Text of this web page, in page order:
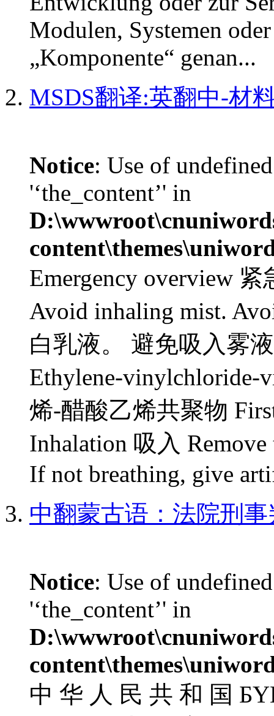
Modulen, Systemen
„Komponente“ genan...
MSDS翻译:英翻中-材
Notice: Use of
'‘the_content’' in
Emergency overview
Avoid inhaling mist.
白乳液。 避免吸入雾
Ethylene-vinylchloride-
烯-醋酸乙烯共聚物
Inhalation 吸入
If not breathing, give
中翻蒙古语：法院刑
Notice: Use of
'‘the_content’' in
中 华 人 民 共 和 国